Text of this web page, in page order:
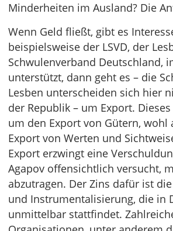
Minderheiten im Ausland? Die
Wenn Geld fließt, gibt es
beispielsweise der LSVD, der
Schwulenverband Deutschland,
unterstützt, dann geht es – die
Lesben unterscheiden sich hier
der Republik – um Export.
um den Export von Gütern, wohl
Export von Werten und
Export erzwingt eine
Agapov offensichtlich versucht,
abzutragen. Der Zins dafür ist
und Instrumentalisierung, die in
unmittelbar stattfindet.